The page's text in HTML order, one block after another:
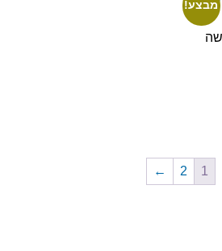
מבצע!
1
2
←